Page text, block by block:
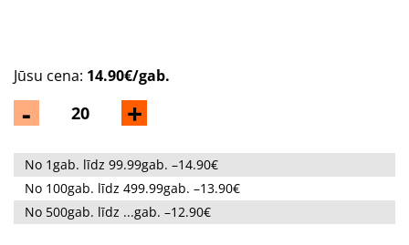
- +
Jūsu cena: 14.90€/gab.
No 1gab. līdz 99.99gab. –14.90€
No 100gab. līdz 499.99gab. –13.90€
No 500gab. līdz ...gab. –12.90€